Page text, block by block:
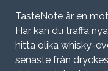
TasteNote är en
Här kan du träffa
hitta olika whisky-
senaste från